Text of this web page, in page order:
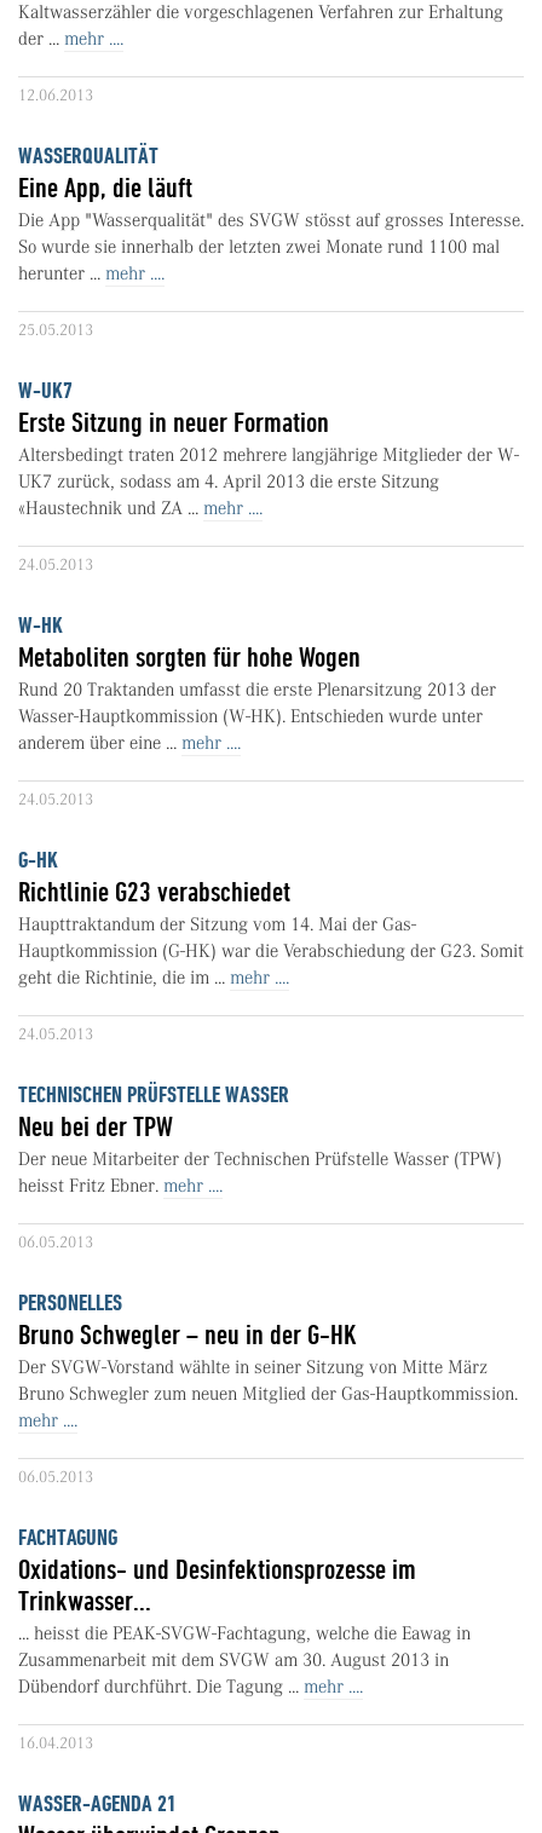
Kaltwasserzähler die vorgeschlagenen Verfahren zur Erhaltung
der ... mehr ....
12.06.2013
WASSERQUALITÄT
Eine App, die läuft
Die App "Wasserqualität" des SVGW stösst auf grosses Interesse.
So wurde sie innerhalb der letzten zwei Monate rund 1100 mal
herunter ... mehr ....
25.05.2013
W-UK7
Erste Sitzung in neuer Formation
Altersbedingt traten 2012 mehrere langjährige Mitglieder der W-
UK7 zurück, sodass am 4. April 2013 die erste Sitzung
«Haustechnik und ZA ... mehr ....
24.05.2013
W-HK
Metaboliten sorgten für hohe Wogen
Rund 20 Traktanden umfasst die erste Plenarsitzung 2013 der
Wasser-Hauptkommission (W-HK). Entschieden wurde unter
anderem über eine ... mehr ....
24.05.2013
G-HK
Richtlinie G23 verabschiedet
Haupttraktandum der Sitzung vom 14. Mai der Gas-
Hauptkommission (G-HK) war die Verabschiedung der G23. Somit
geht die Richtinie, die im ... mehr ....
24.05.2013
TECHNISCHEN PRÜFSTELLE WASSER
Neu bei der TPW
Der neue Mitarbeiter der Technischen Prüfstelle Wasser (TPW)
heisst Fritz Ebner. mehr ....
06.05.2013
PERSONELLES
Bruno Schwegler – neu in der G-HK
Der SVGW-Vorstand wählte in seiner Sitzung von Mitte März
Bruno Schwegler zum neuen Mitglied der Gas-Hauptkommission.
mehr ....
06.05.2013
FACHTAGUNG
Oxidations- und Desinfektionsprozesse im
Trinkwasser...
... heisst die PEAK-SVGW-Fachtagung, welche die Eawag in
Zusammenarbeit mit dem SVGW am 30. August 2013 in
Dübendorf durchführt. Die Tagung ... mehr ....
16.04.2013
WASSER-AGENDA 21